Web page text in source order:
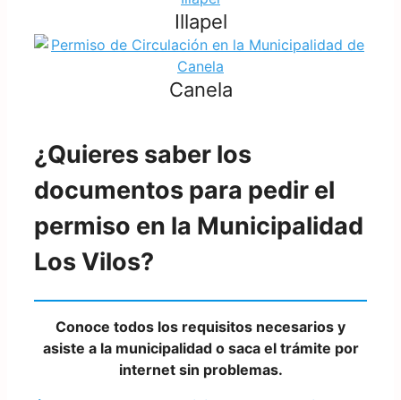
Illapel
Canela
¿Quieres saber los
documentos para pedir el
permiso en la Municipalidad
Los Vilos?
Conoce todos los requisitos necesarios y
asiste a la municipalidad o saca el trámite por
internet sin problemas.